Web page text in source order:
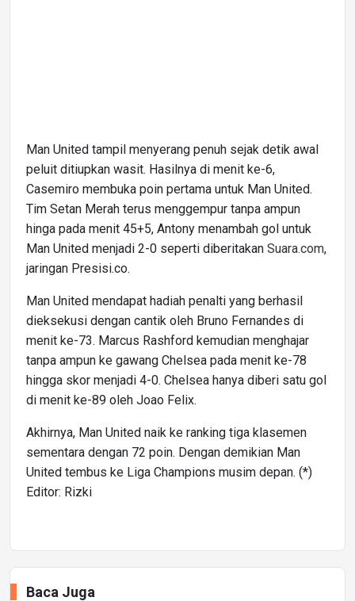
Man United tampil menyerang penuh sejak detik awal
peluit ditiupkan wasit. Hasilnya di menit ke-6,
Casemiro membuka poin pertama untuk Man United.
Tim Setan Merah terus menggempur tanpa ampun
hinga pada menit 45+5, Antony menambah gol untuk
Man United menjadi 2-0 seperti diberitakan Suara.com,
jaringan Presisi.co.
Man United mendapat hadiah penalti yang berhasil
dieksekusi dengan cantik oleh Bruno Fernandes di
menit ke-73. Marcus Rashford kemudian menghajar
tanpa ampun ke gawang Chelsea pada menit ke-78
hingga skor menjadi 4-0. Chelsea hanya diberi satu gol
di menit ke-89 oleh Joao Felix.
Akhirnya, Man United naik ke ranking tiga klasemen
sementara dengan 72 poin. Dengan demikian Man
United tembus ke Liga Champions musim depan. (*)
Editor: Rizki
Baca Juga